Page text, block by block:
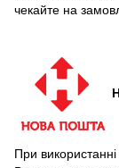
чекайте на
При